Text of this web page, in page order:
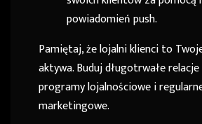
powiadomień push.
Pamiętaj, że lojalni klienci to
aktywa. Buduj długotrwałe
programy lojalnościowe i
marketingowe.